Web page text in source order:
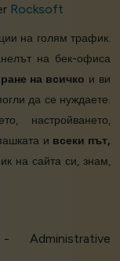
Rocksoft
на голям трафик.
на бек-офиса
на всичко и ви
да се нуждаете.
настройването,
и всеки път,
на сайта си, знам,